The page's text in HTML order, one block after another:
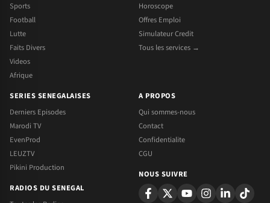
Sports
Football
Lutte
Faits Divers
Videos
Afrique
Horoscope
Offres Emploi
Simulateur Credit
Tous les services →
SERIES SENEGALAISES
Derniers Episodes
Marodi TV
EvenProd
LEUZTV
Pikini Production
RADIOS DU SENEGAL
A PROPOS
Qui sommes-nous
Contact
Confidentialite
CGU
NOUS SUIVRE